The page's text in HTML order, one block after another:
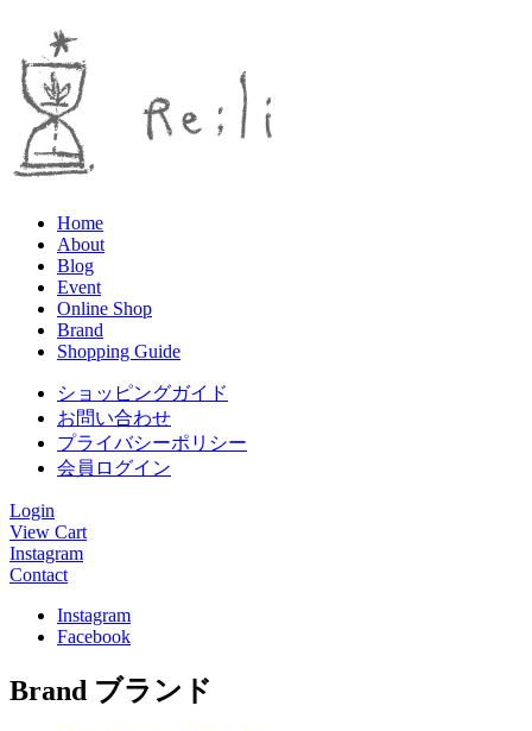
Home
About
Blog
Event
Online Shop
Brand
Shopping Guide
ショッピングガイド
お問い合わせ
プライバシーポリシー
会員ログイン
Login
View Cart
Instagram
Contact
Instagram
Facebook
Brand ブランド